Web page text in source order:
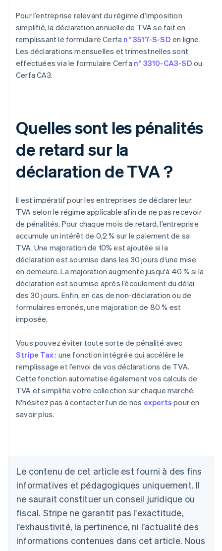
Pour l’entreprise relevant du régime d’imposition
simplifié, la déclaration annuelle de TVA se fait en
remplissant le formulaire Cerfa n° 3517-S-SD en ligne.
Les déclarations mensuelles et trimestrielles sont
effectuées via le formulaire Cerfa n° 3310-CA3-SD ou
Cerfa CA3.
Quelles sont les pénalités
de retard sur la
déclaration de TVA ?
Il est impératif pour les entreprises de déclarer leur
TVA selon le régime applicable afin de ne pas recevoir
de pénalités. Pour chaque mois de retard, l’entreprise
accumule un intérêt de 0,2 % sur le paiement de sa
TVA. Une majoration de 10% est ajoutée si la
déclaration est soumise dans les 30 jours d’une mise
en demeure. La majoration augmente jusqu'à 40 % si la
déclaration est soumise après l’écoulement du délai
des 30 jours. Enfin, en cas de non-déclaration ou de
formulaires erronés, une majoration de 80 % est
imposée.
Vous pouvez éviter toute sorte de pénalité avec
Stripe Tax: une fonction intégrée qui accélère le
remplissage et l’envoi de vos déclarations de TVA.
Cette fonction automatise également vos calculs de
TVA et simplifie votre collection sur chaque marché.
N'hésitez pas à contacter l'un de nos experts pour en
savoir plus.
Le contenu de cet article est fourni à des fins
informatives et pédagogiques uniquement. Il
ne saurait constituer un conseil juridique ou
fiscal. Stripe ne garantit pas l'exactitude,
l'exhaustivité, la pertinence, ni l'actualité des
informations contenues dans cet article. Nous
DeutschEnglish
English
Autriche
Deutsch English
Belgique
NederlandsFrançaisDeutschEnglish
Brésil